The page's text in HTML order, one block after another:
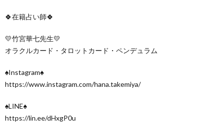
🍀在籍占い師🍀
💛竹宮華七先生💛
オラクルカード・タロットカード・ペンデュラム
♠Instagram♠
https://www.instagram.com/hana.takemiya/
♠LINE♠
https://lin.ee/dHxgP0u